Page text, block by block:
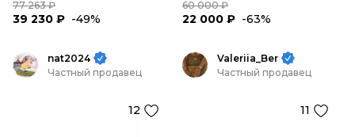
77 263 ₽
39 230 ₽ -49%
60 000 ₽
22 000 ₽ -63%
nat2024
Частный продавец
12
Valeriia_Ber
Частный продавец
11